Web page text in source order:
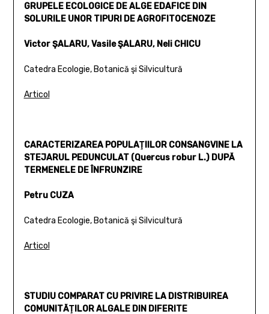
GRUPELE ECOLOGICE DE ALGE EDAFICE DIN
SOLURILE UNOR TIPURI DE AGROFITOCENOZE
Victor ŞALARU, Vasile ŞALARU, Neli CHICU
Catedra Ecologie, Botanică şi Silvicultură
Articol
CARACTERIZAREA POPULAŢIILOR CONSANGVINE LA
STEJARUL PEDUNCULAT (Quercus robur L.) DUPĂ
TERMENELE DE ÎNFRUNZIRE
Petru CUZA
Catedra Ecologie, Botanică şi Silvicultură
Articol
STUDIU COMPARAT CU PRIVIRE LA DISTRIBUIREA
COMUNITĂŢILOR ALGALE DIN DIFERITE